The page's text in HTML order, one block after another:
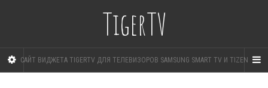
TigerTV
САЙТ ВИДЖЕТА TIGERTV ДЛЯ ТЕЛЕВИЗОРОВ SAMSUNG SMART TV И TIZEN